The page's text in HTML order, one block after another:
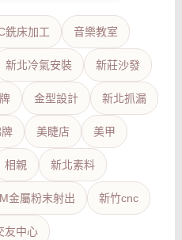
銑床加工 音樂教室
新北冷氣安裝 新莊沙發
金型設計 新北抓漏
美睫店 美甲
相親 新北素料
金屬粉末射出 新竹cnc
友中心